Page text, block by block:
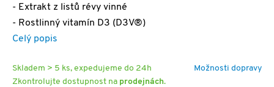
- Extrakt z listů révy vinné
- Rostlinný vitamín D3 (D3V®)
Celý popis
Možnosti dopravy
Skladem > 5 ks, expedujeme do 24h
Zkontrolujte dostupnost na prodejnách.